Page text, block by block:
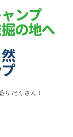
りだくさん！